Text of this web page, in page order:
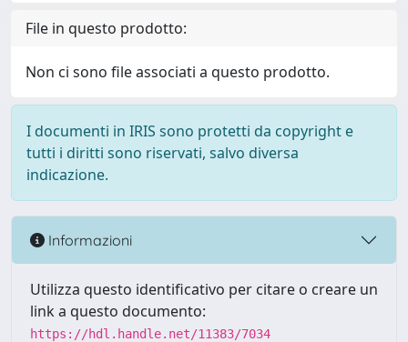
File in questo prodotto:
Non ci sono file associati a questo prodotto.
I documenti in IRIS sono protetti da copyright e
tutti i diritti sono riservati, salvo diversa
indicazione.
Informazioni
Utilizza questo identificativo per citare o creare un
link a questo documento:
https://hdl.handle.net/11383/7034